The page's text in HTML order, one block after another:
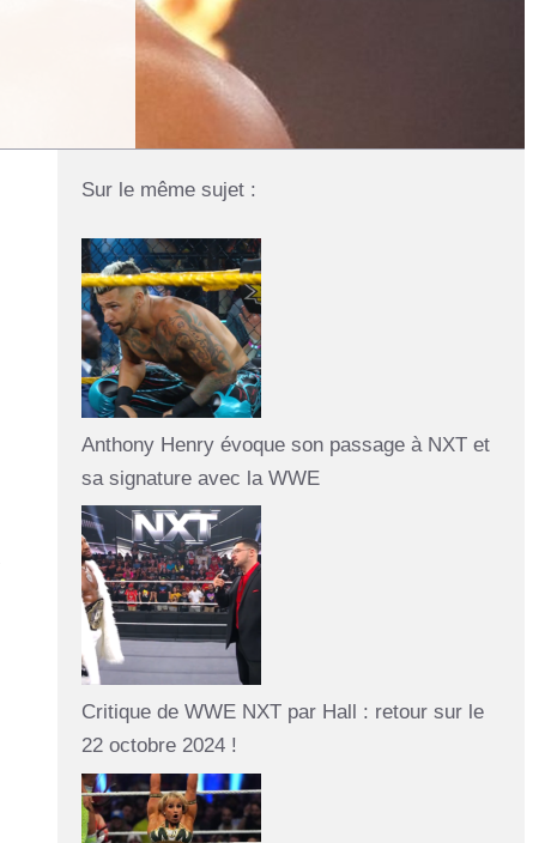
Sur le même sujet :
Anthony Henry évoque son passage à NXT et
sa signature avec la WWE
Critique de WWE NXT par Hall : retour sur le
22 octobre 2024 !